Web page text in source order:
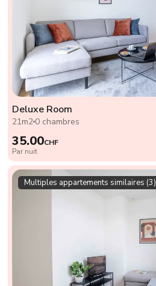
Deluxe Room
21m2 0 chambres
35.00CHF
Par nuit
Multiples appartements similaires (3)